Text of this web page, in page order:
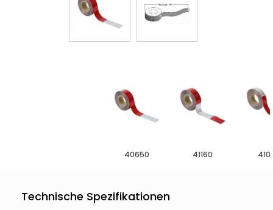
40650 41160
Technische Spezifikationen